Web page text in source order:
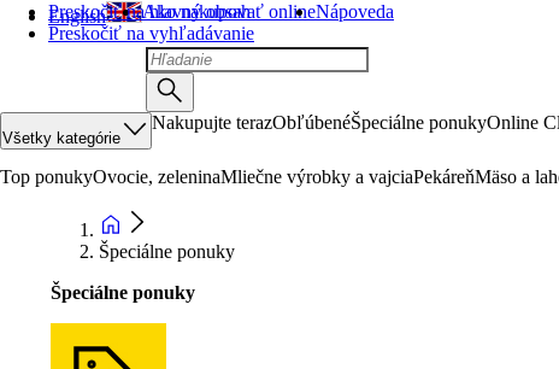
Preskočiť na hlavný obsah
Preskočiť na vyhľadávanie
English Ako nakupovať onlineNápoveda
Všetky kategórie
Nakupujte terazObľúbenéŠpeciálne ponukyOnline
Top ponukyOvocie, zeleninaMliečne výrobky a vajciaPekáreňMäso a
Špeciálne ponuky
Špeciálne ponuky